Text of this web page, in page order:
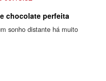
chocolate perfeita
sonho distante há muito